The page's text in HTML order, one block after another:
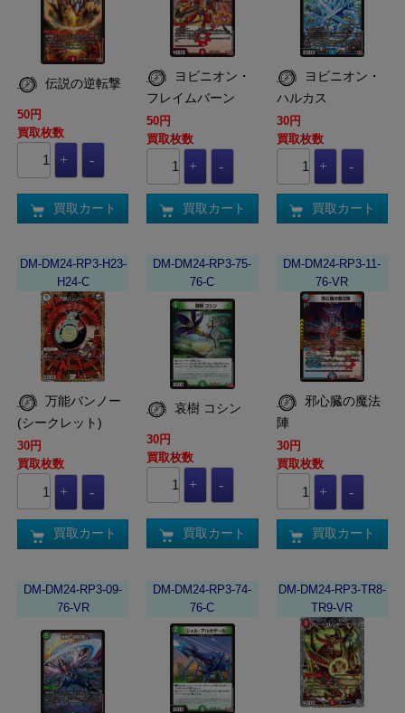
伝説の逆転撃
50円
買取枚数
買取カート
フレイムバーン
50円
買取枚数
買取カート
ハルカス
30円
買取枚数
買取カート
DM-DM24-RP3-H23-
H24-C
(シークレット)
30円
買取枚数
買取カート
DM-DM24-RP3-75-
76-C
哀樹 コシン
30円
買取枚数
買取カート
DM-DM24-RP3-11-
76-VR
陣
30円
買取枚数
買取カート
DM-DM24-RP3-09-
76-VR
DM-DM24-RP3-74-
76-C
DM-DM24-RP3-TR8-
TR9-VR